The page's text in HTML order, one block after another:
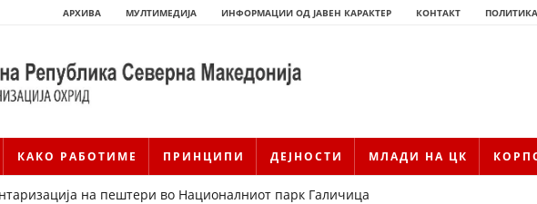
АРХИВА МУЛТИМЕДИЈА ИНФОРМАЦИИ ОД ЈАВЕН КАРАКТЕР КОНТАКТ
КАКО РАБОТИМЕ ПРИНЦИПИ ДЕЈНОСТИ МЛАДИ НА ЦК
на пештери во Националниот парк Галичица